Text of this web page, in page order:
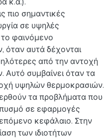
πιο σημαντικές
σε υψηλές
φαινόμενο
αυτά δέχονται
από την αντοχή
συμβαίνει όταν τα
υψηλών θερμοκρασιών.
τα προβλήματα που
σε εφαρμογές
κεφάλαιο. Στην
των ιδιοτήτων